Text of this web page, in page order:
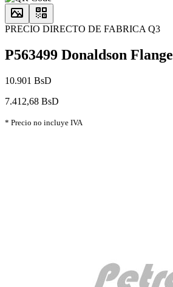
PRECIO DIRECTO DE FABRICA Q3
P563499 Donaldson Flange
10.901 BsD
7.412,68 BsD
* Precio no incluye IVA